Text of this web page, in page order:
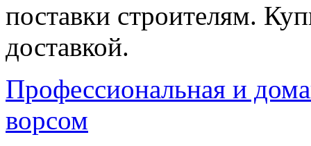
поставки строителям.
доставкой.
Профессиональная и
ворсом